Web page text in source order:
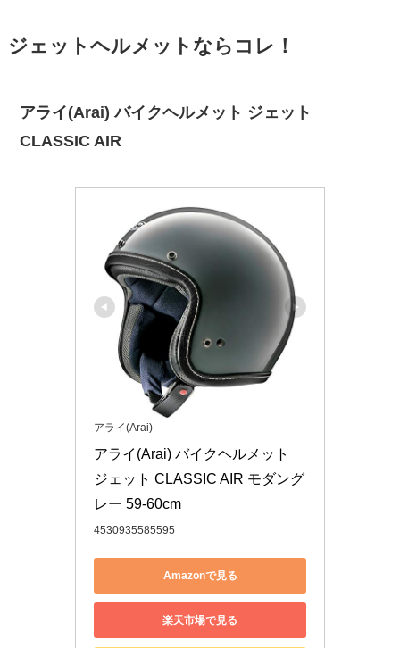
ジェットヘルメットならコレ！
アライ(Arai) バイクヘルメット ジェット
CLASSIC AIR
アライ(Arai)
アライ(Arai) バイクヘルメット
ジェット CLASSIC AIR モダング
レー 59-60cm
4530935585595
Amazonで見る
楽天市場で見る